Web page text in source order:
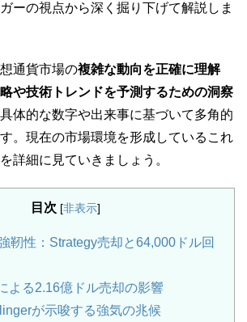
ーの視点から深く掘り下げて解説しま
通貨市場の複雑な動向を正確に理解
や技術トレンドを予測するための洞察
体的な数字や出来事に基づいて多角的
。現在の市場環境を形成しているこれ
詳細に見ていきましょう。
目次 [非表示]
靭性：Strategy売却と64,000ドル回
よる2.16億ドル売却の影響
が示唆する強気の兆候